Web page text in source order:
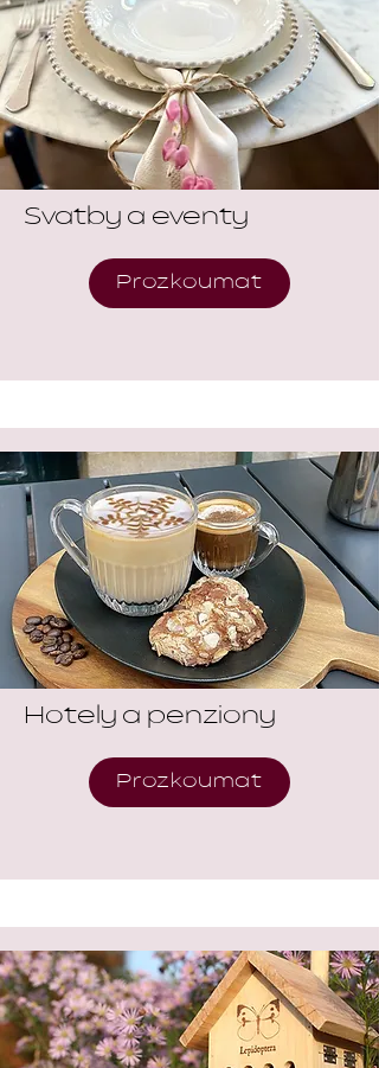
Svatby a eventy
Prozkoumat
Hotely a penziony
Prozkoumat